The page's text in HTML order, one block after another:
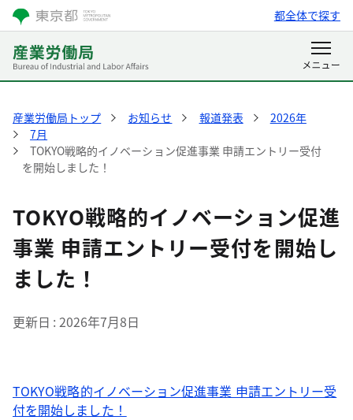
都全体で探す
産業労働局トップ お知らせ 報道発表
2026年
7月
TOKYO戦略的イノベーション促進事業 申請エントリー受付
を開始しました！
TOKYO戦略的イノベーション促進
事業 申請エントリー受付を開始し
ました！
更新日 2026年7月8日
TOKYO戦略的イノベーション促進事業 申請エントリー受
付を開始しました！